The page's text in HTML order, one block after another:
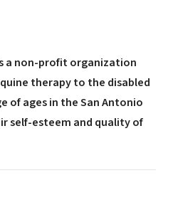
a non-profit organization
therapy to the disabled
of ages in the San Antonio
self-esteem and quality of